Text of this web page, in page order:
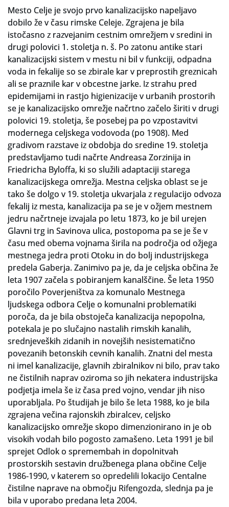
Gradivo
Register ustvarjalcev
Arhivske škatle
Projekti
Slovenski elektronski arhiv
Anonimka
Virtualni.ZAC
Publikacije
Mesto Celje je svojo prvo kanalizacijsko napeljavo
dobilo že v času rimske Celeje. Zgrajena je bila
istočasno z razvejanim cestnim omrežjem v sredini in
drugi polovici 1. stoletja n. š. Po zatonu antike stari
kanalizacijski sistem v mestu ni bil v funkciji, odpadna
voda in fekalije so se zbirale kar v preprostih greznicah
ali se praznile kar v obcestne jarke. Iz strahu pred
epidemijami in rastjo higienizacije v urbanih prostorih
se je kanalizacijsko omrežje načrtno začelo širiti v drugi
polovici 19. stoletja, še posebej pa po vzpostavitvi
modernega celjskega vodovoda (po 1908). Med
gradivom razstave iz obdobja do sredine 19. stoletja
predstavljamo tudi načrte Andreasa Zorzinija in
Friedricha Byloffa, ki so služili adaptaciji starega
kanalizacijskega omrežja. Mestna celjska oblast se je
tako še dolgo v 19. stoletja ukvarjala z regulacijo odvoza
fekalij iz mesta, kanalizacija pa se je v ožjem mestnem
jedru načrtneje izvajala po letu 1873, ko je bil urejen
Glavni trg in Savinova ulica, postopoma pa se je še v
času med obema vojnama širila na področja od ožjega
mestnega jedra proti Otoku in do bolj industrijskega
predela Gaberja. Zanimivo pa je, da je celjska občina že
leta 1907 začela s pobiranjem kanalščine. Še leta 1950
poročilo Poverjeništva za komunalo Mestnega
ljudskega odbora Celje o komunalni problematiki
poroča, da je bila obstoječa kanalizacija nepopolna,
potekala je po slučajno nastalih rimskih kanalih,
srednjeveških zidanih in novejših nesistematično
povezanih betonskih cevnih kanalih. Znatni del mesta
ni imel kanalizacije, glavnih zbiralnikov ni bilo, prav tako
ne čistilnih naprav oziroma so jih nekatera industrijska
podjetja imela še iz časa pred vojno, vendar jih niso
uporabljala. Po študijah je bilo še leta 1988, ko je bila
zgrajena večina rajonskih zbiralcev, celjsko
kanalizacijsko omrežje skopo dimenzionirano in je ob
visokih vodah bilo pogosto zamašeno. Leta 1991 je bil
sprejet Odlok o spremembah in dopolnitvah
prostorskih sestavin družbenega plana občine Celje
1986-1990, v katerem so opredelili lokacijo Centalne
čistilne naprave na območju Rifengozda, slednja pa je
bila v uporabo predana leta 2004.